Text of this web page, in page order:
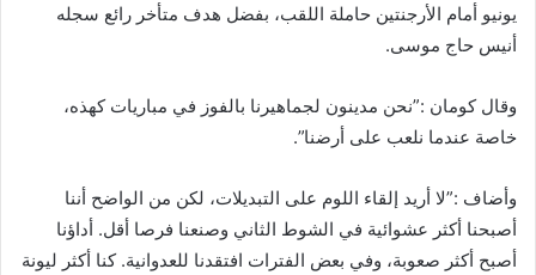
يونيو أمام الأرجنتين حاملة اللقب، بفضل هدف متأخر رائع سجله
أنيس حاج موسى.
وقال كومان :”نحن مدينون لجماهيرنا بالفوز في مباريات كهذه،
خاصة عندما نلعب على أرضنا”.
وأضاف :”لا أريد إلقاء اللوم على التبديلات، لكن من الواضح أننا
أصبحنا أكثر عشوائية في الشوط الثاني وصنعنا فرصا أقل. أداؤنا
أصبح أكثر صعوبة، وفي بعض الفترات افتقدنا للعدوانية. كنا أكثر ليونة